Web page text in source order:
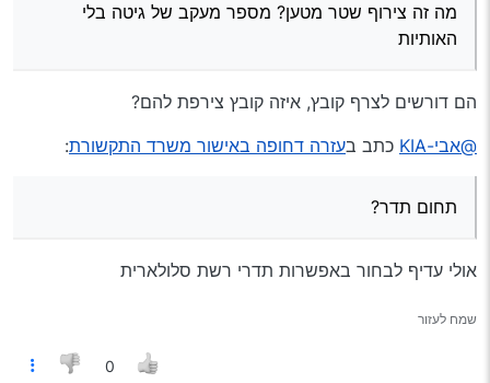
1600-1800
מקלט רכב משולב
מאיפה יש לך מפרט טכני?
מה זה צירוף שטר מטען? מספר מעקב של גיטה בלי
האותיות
הם דורשים לצרף קובץ, איזה קובץ צירפת להם?
@אבי-KIA
כתב בעזרה דחופה באישור משרד התקשורת:
תחום תדר?
אולי עדיף לבחור באפשרות תדרי רשת סלולארית
שמח לעזור
0